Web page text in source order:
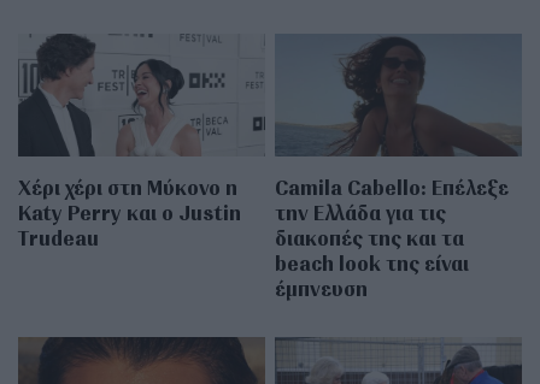
Χέρι χέρι στη Μύκονο η
Katy Perry και ο Justin
Trudeau
Camila Cabello: Επέλεξε
την Ελλάδα για τις
διακοπές της και τα
beach look της είναι
έμπνευση